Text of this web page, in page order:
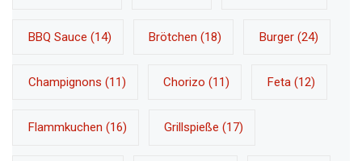
BBQ Sauce (14) Brötchen (18) Burger(24)
Champignons (11) Chorizo (11) Feta(12)
Flammkuchen (16) Grillspieße (17)